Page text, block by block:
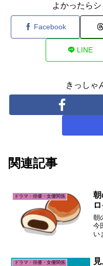
よかったら
Facebook
LINE
きっしゃ
関連記事
ドラマ・俳優・女優関係
朝
朝
今
い
ドラマ・俳優・女優関係